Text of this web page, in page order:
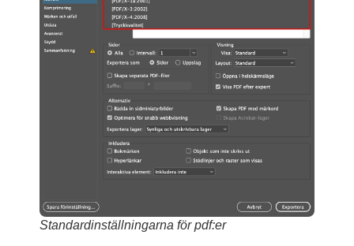
Standardinställningarna för pdf:er